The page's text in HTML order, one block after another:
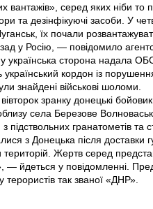
вантажів», серед яких ніби то
та дезінфікуючі засоби. У
їх почали
у Росію, — повідомило
українська сторона надала
український кордон iз
знайдені військові шоломи.
зранку донецькі
села Березове
з підствольних гранатометів
з Донецька після
Жертв серед
— йдеться у повідомленні.
терористів так званої «ДНР».